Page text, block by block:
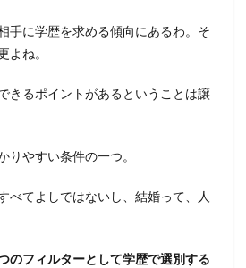
手に学歴を求める傾向にあるわ。そ
よね。
きるポイントがあるということは譲
りやすい条件の一つ。
べてよしではないし、結婚って、人
のフィルターとして学歴で選別する